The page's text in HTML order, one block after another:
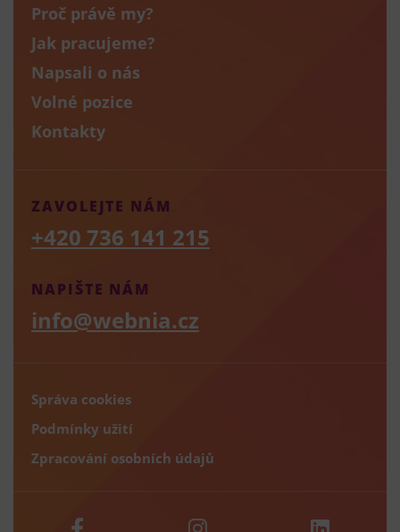
Proč právě my?
Jak pracujeme?
Napsali o nás
Volné pozice
Kontakty
NAPIŠTE NÁM
info@webnia.cz
ZAVOLEJTE NÁM
+420 736 141 215
Správa cookies
Podmínky užití
Zpracování osobních údajů